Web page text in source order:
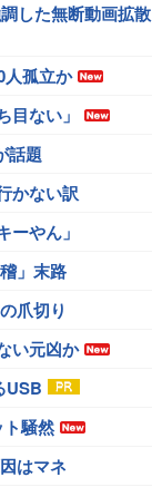
した無断動画拡散
人孤立か
目ない」
話題
かない訳
ーやん」
」末路
爪切り
い元凶か
USB
騒然
はマネ